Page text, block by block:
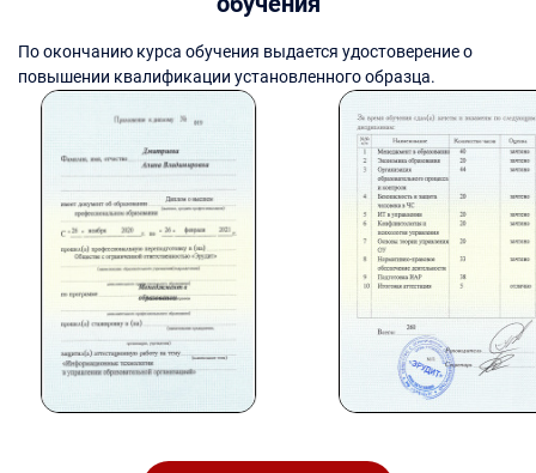
По окончанию курса обучения выдается удостоверение о
повышении квалификации установленного образца.